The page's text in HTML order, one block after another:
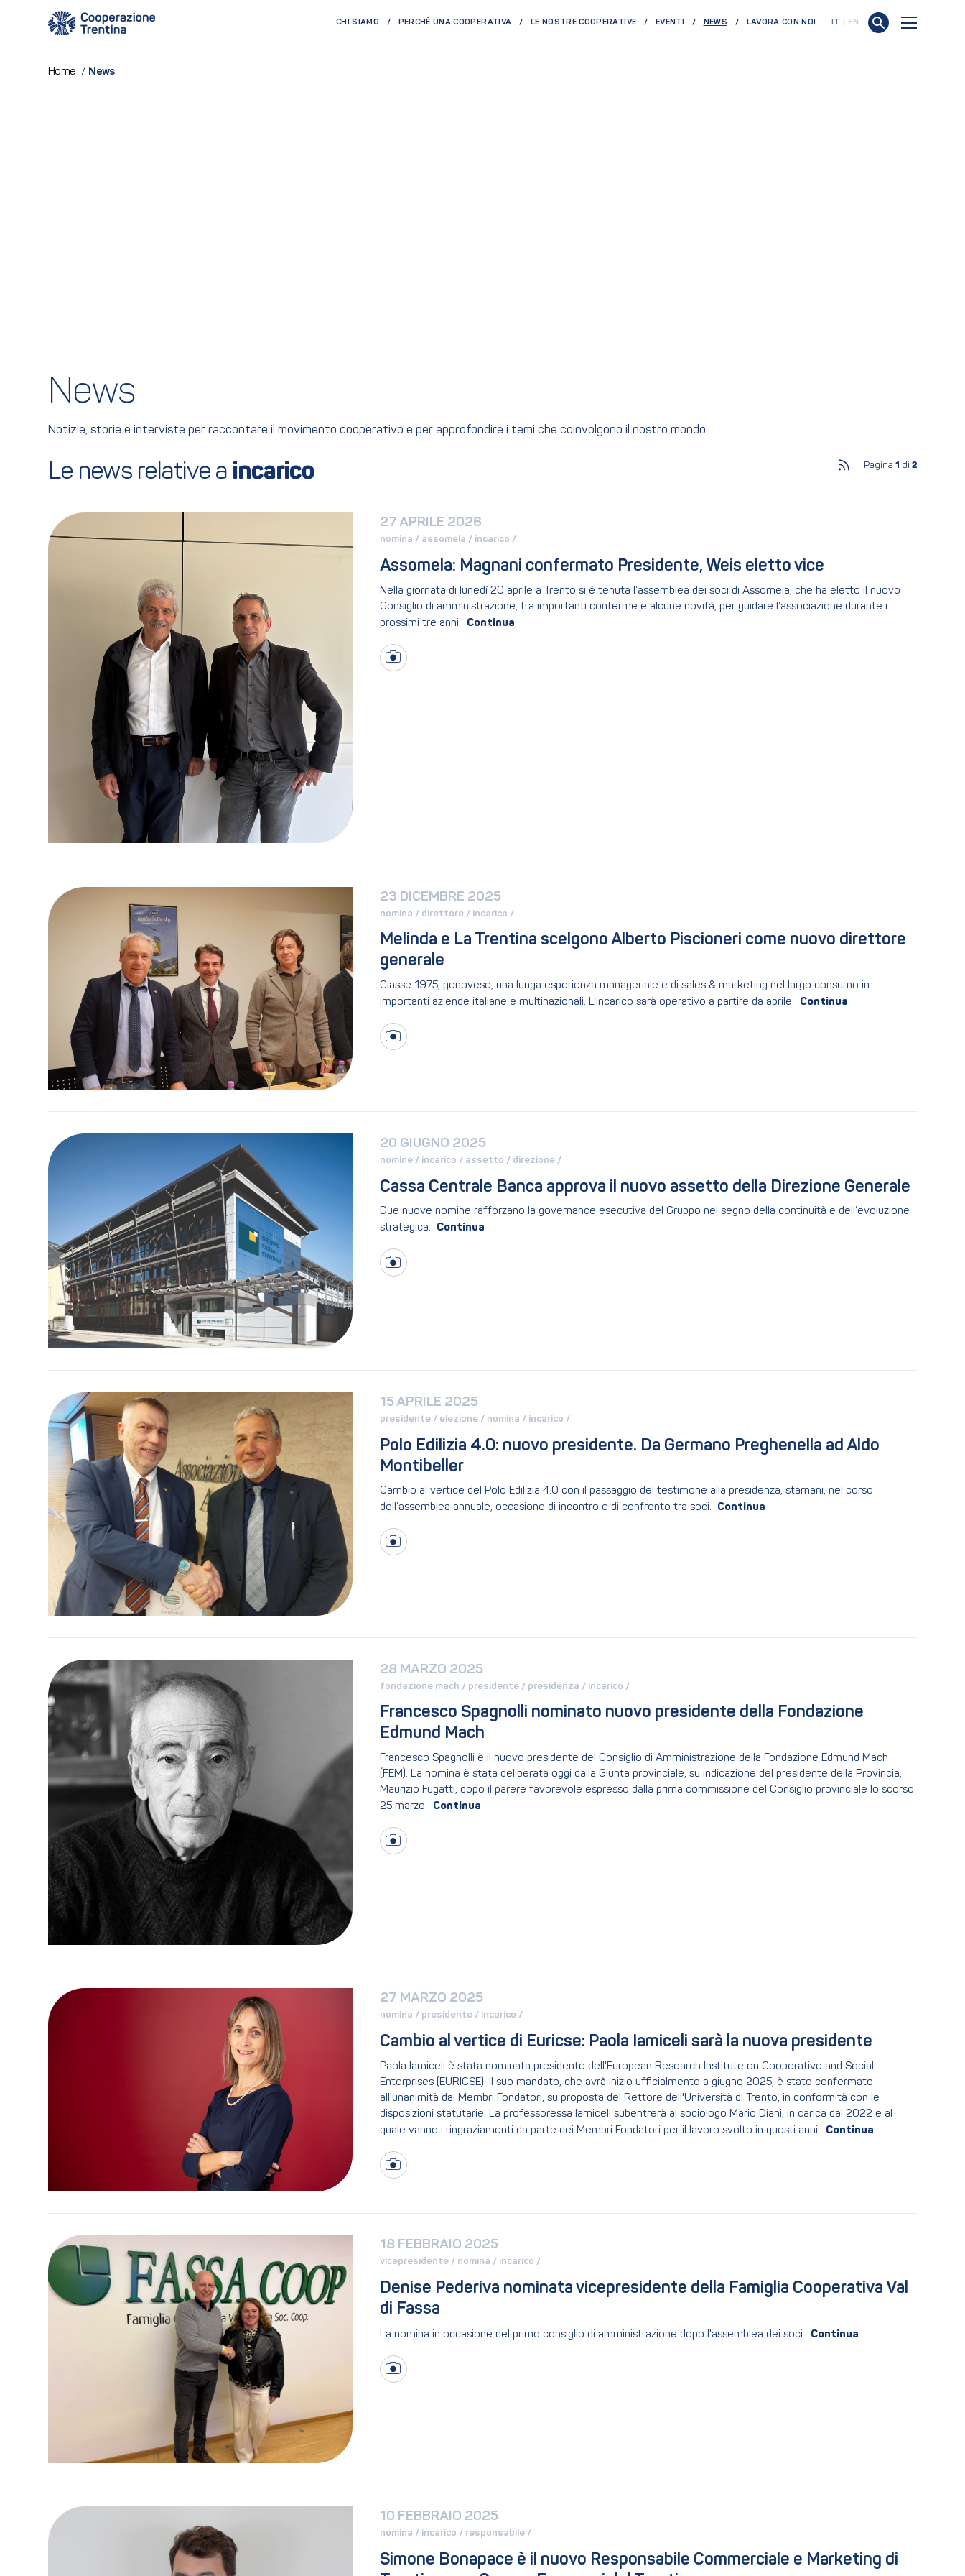
CHI SIAMO PERCHÈ UNA COOPERATIVA LE NOSTRE COOPERATIVE EVENTI NEWS(CURRENT)LAVORA CON NOI IT EN
Home / News
News
Notizie, storie e interviste per raccontare il movimento cooperativo e per approfondire i temi che coinvolgono il nostro mondo.
Le news relative a incarico Pagina 1 di 2
27 APRILE 2026
nomina / assomela / incarico /
Assomela: Magnani confermato Presidente, Weis eletto vice
Nella giornata di lunedì 20 aprile a Trento si è tenuta l’assemblea dei soci di Assomela, che ha eletto il nuovo
Consiglio di amministrazione, tra importanti conferme e alcune novità, per guidare l’associazione durante i
prossimi tre anni.
23 DICEMBRE 2025
nomina / direttore / incarico /
Melinda e La Trentina scelgono Alberto Piscioneri come nuovo direttore
generale
Classe 1975, genovese, una lunga esperienza manageriale e di sales & marketing nel largo consumo in
importanti aziende italiane e multinazionali. L'incarico sarà operativo a partire da aprile.
20 GIUGNO 2025
nomine / incarico / assetto / direzione /
Cassa Centrale Banca approva il nuovo assetto della Direzione Generale
Due nuove nomine rafforzano la governance esecutiva del Gruppo nel segno della continuità e dell’evoluzione
strategica.
15 APRILE 2025
presidente / elezione / nomina / incarico /
Polo Edilizia 4.0: nuovo presidente. Da Germano Preghenella ad Aldo
Montibeller
Cambio al vertice del Polo Edilizia 4.0 con il passaggio del testimone alla presidenza, stamani, nel corso
dell’assemblea annuale, occasione di incontro e di confronto tra soci.
28 MARZO 2025
fondazione mach / presidente / presidenza / incarico /
Francesco Spagnolli nominato nuovo presidente della Fondazione
Edmund Mach
Francesco Spagnolli è il nuovo presidente del Consiglio di Amministrazione della Fondazione Edmund Mach
(FEM). La nomina è stata deliberata oggi dalla Giunta provinciale, su indicazione del presidente della Provincia,
Maurizio Fugatti, dopo il parere favorevole espresso dalla prima commissione del Consiglio provinciale lo scorso
25 marzo.
27 MARZO 2025
nomina / presidente / incarico /
Cambio al vertice di Euricse: Paola Iamiceli sarà la nuova presidente
Paola Iamiceli è stata nominata presidente dell'European Research Institute on Cooperative and Social
Enterprises (EURICSE). Il suo mandato, che avrà inizio ufficialmente a giugno 2025, è stato confermato
all'unanimità dai Membri Fondatori, su proposta del Rettore dell'Università di Trento, in conformità con le
disposizioni statutarie. La professoressa Iamiceli subentrerà al sociologo Mario Diani, in carica dal 2022 e al
quale vanno i ringraziamenti da parte dei Membri Fondatori per il lavoro svolto in questi anni.
18 FEBBRAIO 2025
vicepresidente / nomina / incarico /
Denise Pederiva nominata vicepresidente della Famiglia Cooperativa Val
di Fassa
La nomina in occasione del primo consiglio di amministrazione dopo l'assemblea dei soci.
10 FEBBRAIO 2025
nomina / incarico / responsabile /
Simone Bonapace è il nuovo Responsabile Commerciale e Marketing di